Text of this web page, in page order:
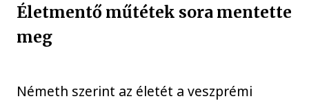
Életmentő műtétek sora mentette
meg
Németh szerint az életét a veszprémi